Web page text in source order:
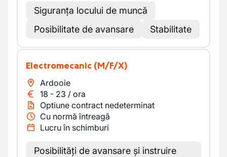
Siguranța locului de muncă
Posibilitate de avansare
Stabilitate
Electromecanic (M/F/X)
Ardooie
18 - 23 / ora
Optiune contract nedeterminat
Cu normă întreagă
Lucru în schimburi
Posibilități de avansare și instruire